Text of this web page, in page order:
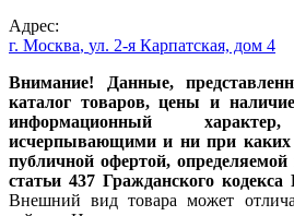
Адрес:
г. Москва, ул. 2-я Карпатская, дом 4
Внимание! Данные,
каталог товаров, цены и
информационный
исчерпывающими и ни при каких
публичной офертой,
статьи 437 Гражданского
Внешний вид товара может